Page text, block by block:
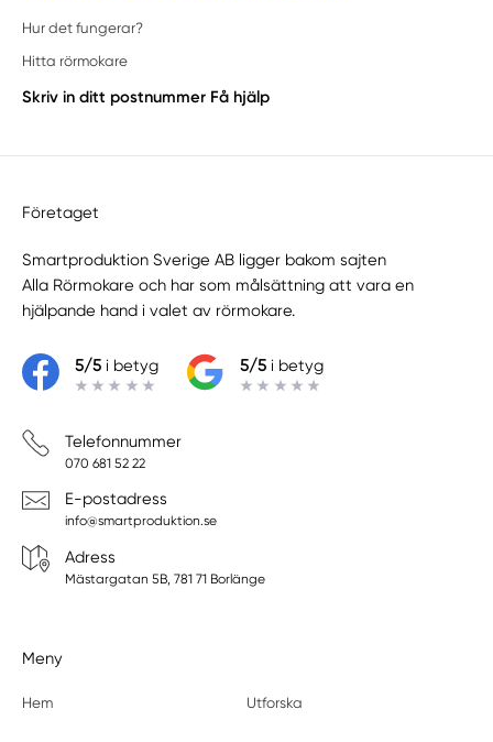
Hur det fungerar?
Hitta rörmokare
Skriv in ditt postnummer Få hjälp
Företaget
Smartproduktion Sverige AB ligger bakom sajten
Alla Rörmokare och har som målsättning att vara en
hjälpande hand i valet av rörmokare.
5/5i betyg 5/5i betyg
Telefonnummer
070 681 52 22
E-postadress
info@smartproduktion.se
Adress
Mästargatan 5B, 781 71 Borlänge
Meny
Hem Utforska